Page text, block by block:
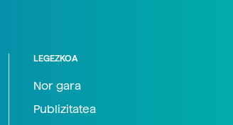
LEGEZKOA
Nor gara
Publizitatea